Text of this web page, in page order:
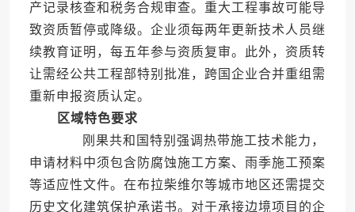
产记录核查和税务合规审查。重大工程事故可能导
致资质暂停或降级。企业须每两年更新技术人员继
续教育证明，每五年参与资质复审。此外，资质转
让需经公共工程部特别批准，跨国企业合并重组需
重新申报资质认定。
区域特色要求
刚果共和国特别强调热带施工技术能力，
申请材料中须包含防腐蚀施工方案、雨季施工预案
等适应性文件。在布拉柴维尔等城市地区还需提交
历史文化建筑保护承诺书。对于承接边境项目的企